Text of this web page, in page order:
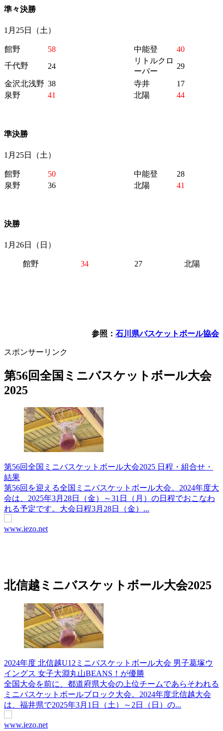
準々決勝
1月25日（土）
館野 58 中能登
40
千代野
24
リトルクロ
ーバー
29
金沢北浅野 38 寺井
17
泉野
41 北陽 44
準決勝
1月25日（土）
館野 50 中能登
28
泉野
36 北陽 41
決勝
1月26日（日）
館野 34 27 北陽
参照： 石川県バスケットボール協会
スポンサーリンク
第56回全国ミニバスケットボール大会
2025
第56回全国ミニバスケットボール大会2025 日程・組合せ・
結果
第56回を迎える全国ミニバスケットボール大会。2024年度大
会は、2025年3月28日（金）～31日（月）の日程でおこなわ
れる予定です。大会日程3月28日（金）...
www.iezo.net
北信越ミニバスケットボール大会2025
2024年度 北信越U12ミニバスケットボール大会 男子葛塚ウ
イングス 女子大淵丸山BEANS！が優勝
全国大会を前に、都道府県大会の上位チームであらそわれる
ミニバスケットボールブロック大会。2024年度北信越大会
は、福井県で2025年3月1日（土）～2日（日）の...
www.iezo.net